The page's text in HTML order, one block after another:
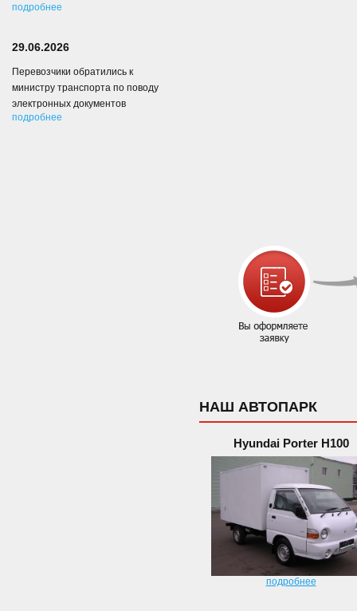
НАШ АВТОПАРК
Hyundai Porter H100
подробнее
подробнее
29.06.2026
Перевозчики обратились к
министру транспорта по поводу
электронных документов
подробнее